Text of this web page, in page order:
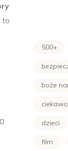
to
500+
boże
dzieci
film